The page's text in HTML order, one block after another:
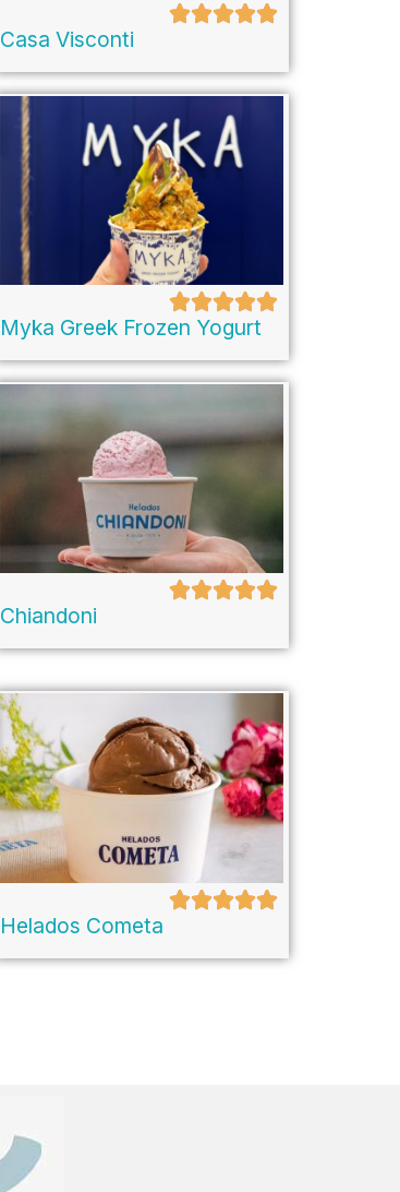
Casa Visconti
Myka Greek Frozen Yogurt
Chiandoni
Helados Cometa